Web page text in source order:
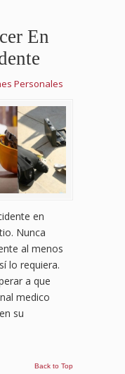
En
Personales
en
Nunca
al menos
lo requiera.
a que
medico
su
Back to Top